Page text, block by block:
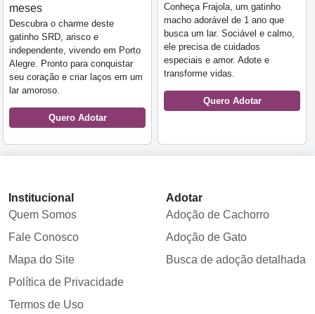
meses
Descubra o charme deste
gatinho SRD, arisco e
independente, vivendo em Porto
Alegre. Pronto para conquistar
seu coração e criar laços em um
lar amoroso.
Quero Adotar
Conheça Frajola, um gatinho
macho adorável de 1 ano que
busca um lar. Sociável e calmo,
ele precisa de cuidados
especiais e amor. Adote e
transforme vidas.
Quero Adotar
Institucional
Quem Somos
Fale Conosco
Mapa do Site
Política de Privacidade
Termos de Uso
Adotar
Adoção de Cachorro
Adoção de Gato
Busca de adoção detalhada